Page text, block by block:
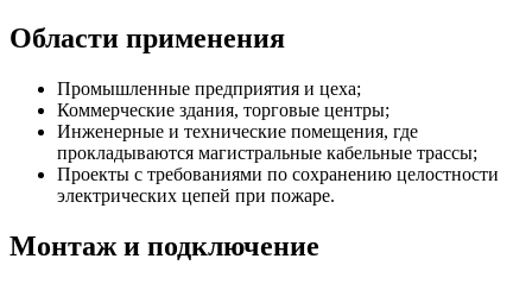
Области применения
Промышленные предприятия и цеха;
Коммерческие здания, торговые центры;
Инженерные и технические помещения, где
прокладываются магистральные кабельные трассы;
Проекты с требованиями по сохранению целостности
электрических цепей при пожаре.
Монтаж и подключение